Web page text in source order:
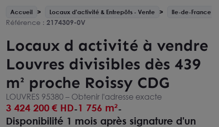
Accueil Locaux d'activité & Entrepôts - Vente Ile-de-France
Référence : 2174309-0V
Locaux d activité à vendre
Louvres divisibles dès 439
m² proche Roissy CDG
LOUVRES 95380 – Obtenir l'adresse exacte
3 424 200 € HD-1 756 m²-
Disponibilité 1 mois après signature d'un